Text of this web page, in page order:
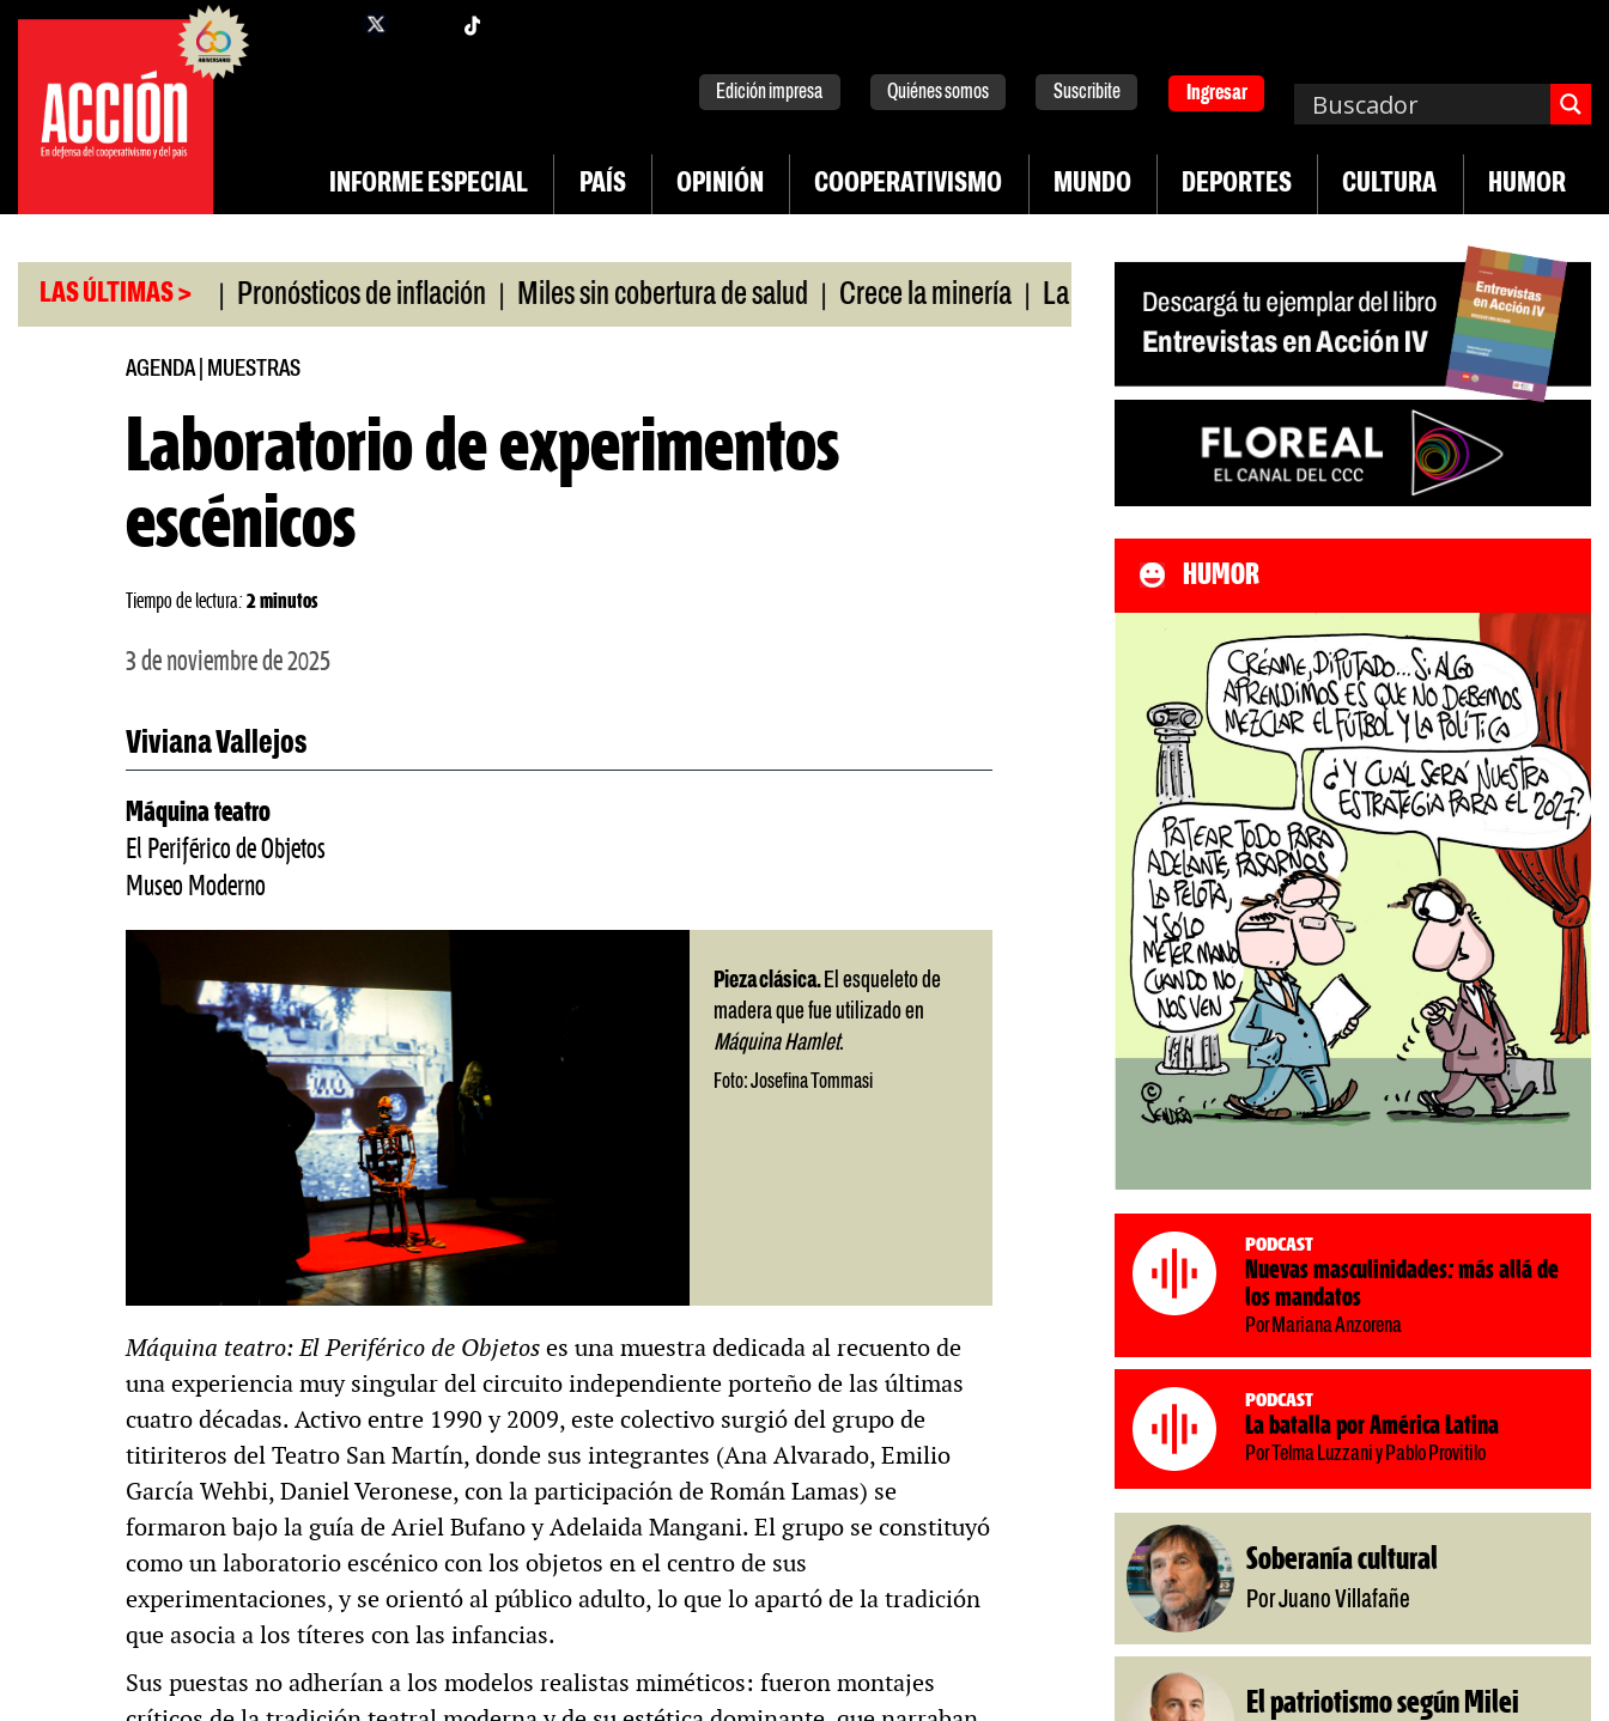
Saltar
contenido
facebook
Edición impresa Quiénes somos Suscribite Ingresar
INFORME ESPECIAL PAÍS OPINIÓN COOPERATIVISMO MUNDO DEPORTES CULTURA HUMOR
LAS ÚLTIMAS >
universitario | Pronósticos de inflación | Miles sin cobertura de salud | Crece la minería | La Pampa. Emergencia en salud mental | Los 43
AGENDA| MUESTRAS
Laboratorio de experimentos
escénicos
Tiempo de lectura: 2 minutos
3 de noviembre de 2025
Viviana Vallejos
Máquina teatro
El Periférico de Objetos
Museo Moderno
Pieza clásica. El esqueleto de
madera que fue utilizado en
Máquina Hamlet.
Foto: Josefina Tommasi
Máquina teatro: El Periférico de Objetoses una muestra dedicada al recuento de
una experiencia muy singular del circuito independiente porteño de las últimas
cuatro décadas. Activo entre 1990 y 2009, este colectivo surgió del grupo de
titiriteros del Teatro San Martín, donde sus integrantes (Ana Alvarado, Emilio
García Wehbi, Daniel Veronese, con la participación de Román Lamas) se
formaron bajo la guía de Ariel Bufano y Adelaida Mangani. El grupo se constituyó
como un laboratorio escénico con los objetos en el centro de sus
experimentaciones, y se orientó al público adulto, lo que lo apartó de la tradición
que asocia a los títeres con las infancias.
Sus puestas no adherían a los modelos realistas miméticos: fueron montajes
HUMOR
Podcast
Nuevas masculinidades: más allá de
los mandatos
Por Mariana Anzorena
Podcast
La batalla por América Latina
Por Telma Luzzani y Pablo Provitilo
Soberanía cultural
Por Juano Villafañe
El patriotismo según Milei